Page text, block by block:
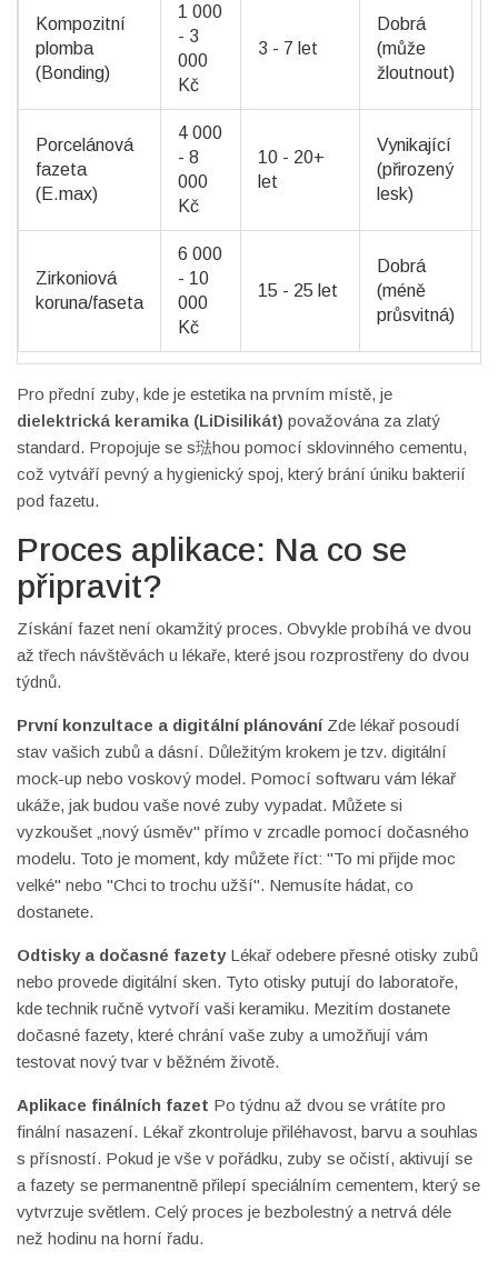
Kompozitní
plomba
(Bonding)
1 000
- 3
000
Kč
3 - 7 let
Dobrá
(může
žloutnout)
Porcelánová
fazeta
(E.max)
4 000
- 8
000
Kč
10 - 20+
let
Vynikající
(přirozený
lesk)
Zirkoniová
koruna/faseta
6 000
- 10
000
Kč
15 - 25 let
Dobrá
(méně
průsvitná)
Pro přední zuby, kde je estetika na prvním místě, je
dielektrická keramika (LiDisilikát) považována za zlatý
standard. Propojuje se s琺hou pomocí sklovinného cementu,
což vytváří pevný a hygienický spoj, který brání úniku bakterií
pod fazetu.
Proces aplikace: Na co se
připravit?
Získání fazet není okamžitý proces. Obvykle probíhá ve dvou
až třech návštěvách u lékaře, které jsou rozprostřeny do dvou
týdnů.
První konzultace a digitální plánováníZde lékař posoudí
stav vašich zubů a dásní. Důležitým krokem je tzv. digitální
mock-up nebo voskový model. Pomocí softwaru vám lékař
ukáže, jak budou vaše nové zuby vypadat. Můžete si
vyzkoušet „nový úsměv" přímo v zrcadle pomocí dočasného
modelu. Toto je moment, kdy můžete říct: "To mi přijde moc
velké" nebo "Chci to trochu užší". Nemusíte hádat, co
dostanete.
Odtisky a dočasné fazetyLékař odebere přesné otisky zubů
nebo provede digitální sken. Tyto otisky putují do laboratoře,
kde technik ručně vytvoří vaši keramiku. Mezitím dostanete
dočasné fazety, které chrání vaše zuby a umožňují vám
testovat nový tvar v běžném životě.
Aplikace finálních fazet Po týdnu až dvou se vrátíte pro
finální nasazení. Lékař zkontroluje přiléhavost, barvu a souhlas
s přísností. Pokud je vše v pořádku, zuby se očistí, aktivují se
a fazety se permanentně přilepí speciálním cementem, který se
vytvrzuje světlem. Celý proces je bezbolestný a netrvá déle
než hodinu na horní řadu.